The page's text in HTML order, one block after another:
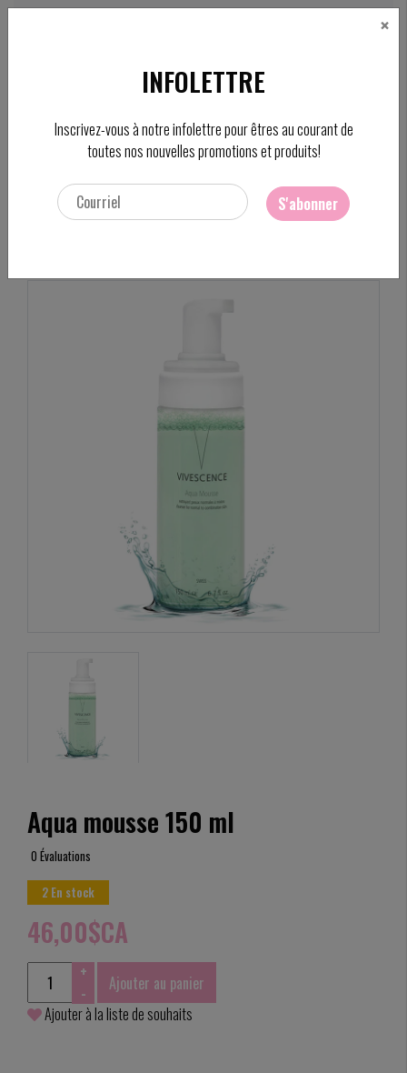
Ajouter pour comparer
Comparer les produits/ Imprimer
Aqua mousse 150 ml
0 Évaluations
2 En stock
46,00$CA
+
-
Ajouter au panier
Ajouter à la liste de souhaits
×
INFOLETTRE
Inscrivez-vous à notre infolettre pour êtres au courant de
toutes nos nouvelles promotions et produits!
S'abonner